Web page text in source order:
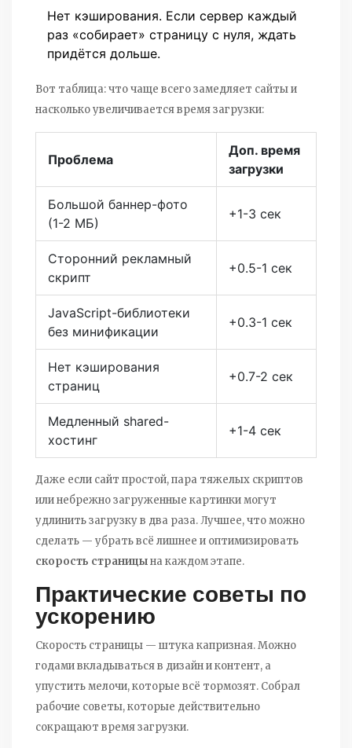
Нет кэширования. Если сервер каждый
раз «собирает» страницу с нуля, ждать
придётся дольше.
Вот таблица: что чаще всего замедляет сайты и
насколько увеличивается время загрузки:
Проблема
Доп. время
загрузки
Большой баннер-фото
(1-2 МБ)
+1-3 сек
Сторонний рекламный
скрипт
+0.5-1 сек
JavaScript-библиотеки
без минификации
+0.3-1 сек
Нет кэширования
страниц
+0.7-2 сек
Медленный shared-
хостинг
+1-4 сек
Даже если сайт простой, пара тяжелых скриптов
или небрежно загруженные картинки могут
удлинить загрузку в два раза. Лучшее, что можно
сделать — убрать всё лишнее и оптимизировать
скорость страницына каждом этапе.
Практические советы по
ускорению
Скорость страницы — штука капризная. Можно
годами вкладываться в дизайн и контент, а
упустить мелочи, которые всё тормозят. Собрал
рабочие советы, которые действительно
сокращают время загрузки.